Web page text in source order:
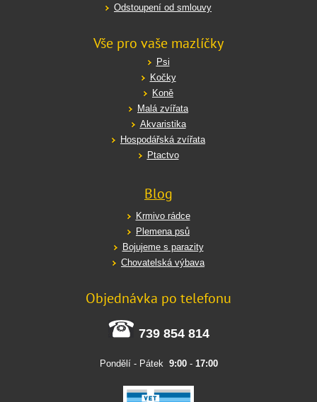
Odstoupení od smlouvy
Vše pro vaše mazlíčky
Psi
Kočky
Koně
Malá zvířata
Akvaristika
Hospodářská zvířata
Ptactvo
Blog
Krmivo rádce
Plemena psů
Bojujeme s parazity
Chovatelská výbava
Objednávka po telefonu
739 854 814
Pondělí - Pátek 9:00- 17:00